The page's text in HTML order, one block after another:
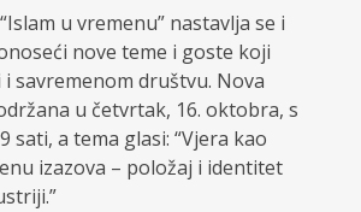
u vremenu” nastavlja se i
nove teme i goste koji
savremenom društvu. Nova
u četvrtak, 16. oktobra, s
sati, a tema glasi: “Vjera kao
izazova – položaj i identitet